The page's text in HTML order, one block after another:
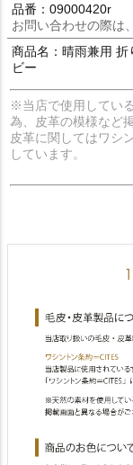
品番：09000420r
お問い合わせの際は
商品名：晴雨兼用 折
ビー
※当店で使用してい
為、皮革の模様など
皮革に関してはワシ
しています。